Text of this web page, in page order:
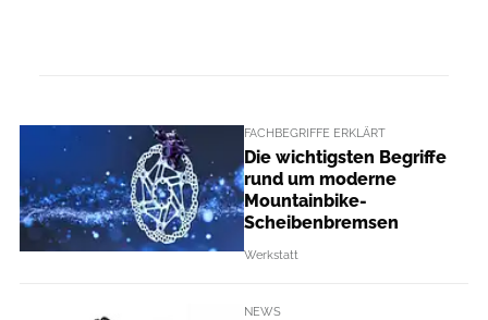
FACHBEGRIFFE ERKLÄRT
Die wichtigsten Begriffe
rund um moderne
Mountainbike-
Scheibenbremsen
Werkstatt
NEWS